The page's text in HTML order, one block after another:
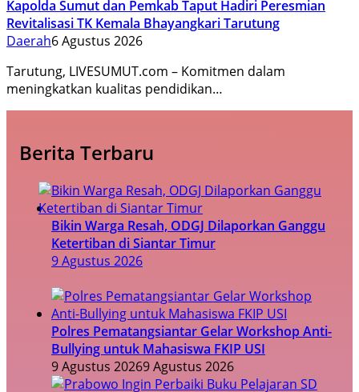
Kapolda Sumut dan Pemkab Taput Hadiri Peresmian
Revitalisasi TK Kemala Bhayangkari Tarutung
Daerah6 Agustus 2026
Tarutung, LIVESUMUT.com – Komitmen dalam
meningkatkan kualitas pendidikan…
Berita Terbaru
Bikin Warga Resah, ODGJ Dilaporkan Ganggu
Ketertiban di Siantar Timur
9 Agustus 2026
Polres Pematangsiantar Gelar Workshop Anti-
Bullying untuk Mahasiswa FKIP USI
9 Agustus 20269 Agustus 2026